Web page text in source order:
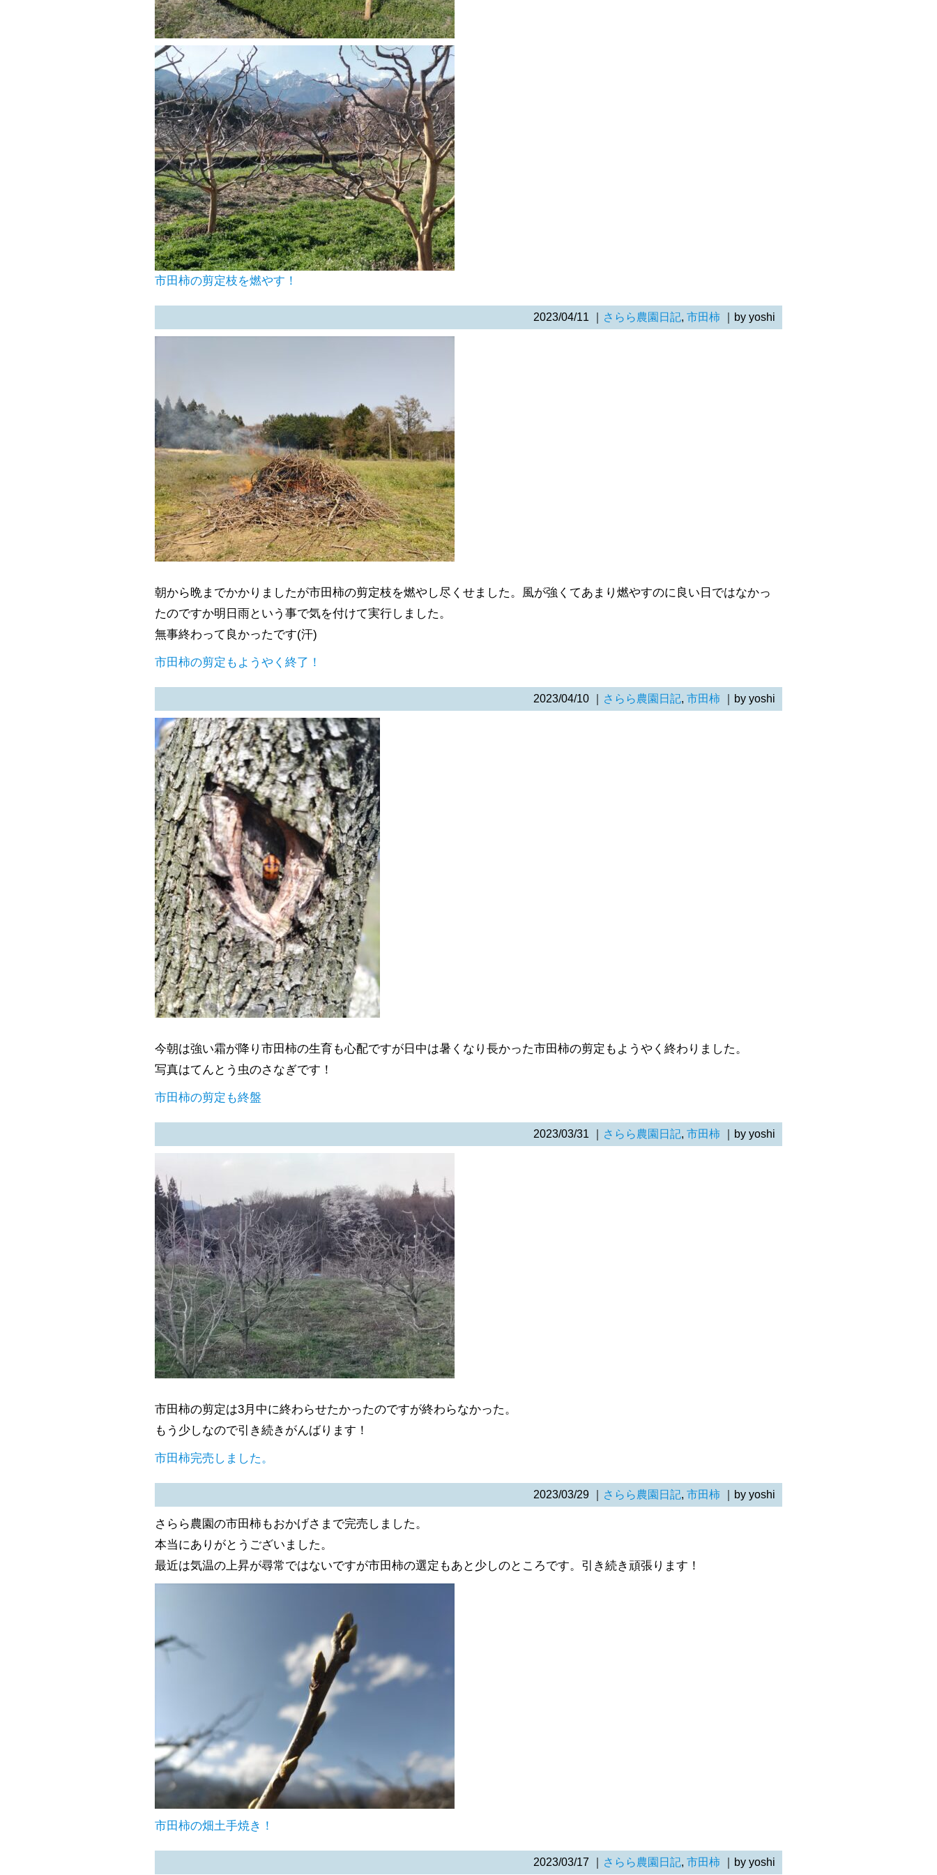
市田柿の剪定枝を燃やす！
2023/04/11 さらら農園日記, 市田柿 ｜by yoshi
朝から晩までかかりましたが市田柿の剪定枝を燃やし尽くせました。風が強くてあまり燃やすのに良い日ではなかっ
たのですか明日雨という事で気を付けて実行しました。
無事終わって良かったです(汗)
市田柿の剪定もようやく終了！
2023/04/10 さらら農園日記, 市田柿 ｜by yoshi
今朝は強い霜が降り市田柿の生育も心配ですが日中は暑くなり長かった市田柿の剪定もようやく終わりました。
写真はてんとう虫のさなぎです！
市田柿の剪定も終盤
2023/03/31 さらら農園日記, 市田柿 ｜by yoshi
市田柿の剪定は3月中に終わらせたかったのですが終わらなかった。
もう少しなので引き続きがんばります！
市田柿完売しました。
2023/03/29 さらら農園日記, 市田柿 ｜by yoshi
さらら農園の市田柿もおかげさまで完売しました。
本当にありがとうございました。
最近は気温の上昇が尋常ではないですが市田柿の選定もあと少しのところです。引き続き頑張ります！
市田柿の畑土手焼き！
2023/03/17 さらら農園日記, 市田柿 ｜by yoshi